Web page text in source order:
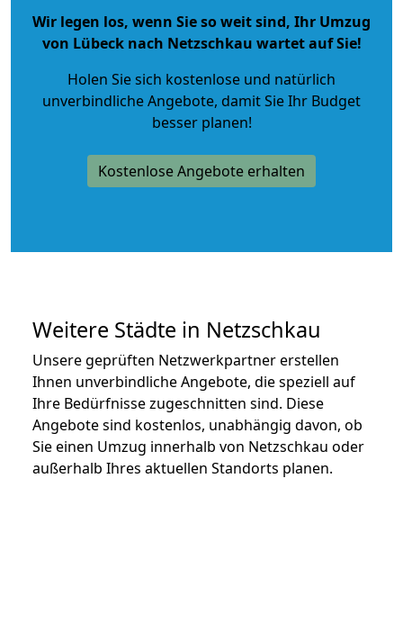
Wir legen los, wenn Sie so weit sind, Ihr Umzug
von Lübeck nach Netzschkau wartet auf Sie!
Holen Sie sich kostenlose und natürlich
unverbindliche Angebote, damit Sie Ihr Budget
besser planen!
Kostenlose Angebote erhalten
Weitere Städte in Netzschkau
Unsere geprüften Netzwerkpartner erstellen
Ihnen unverbindliche Angebote, die speziell auf
Ihre Bedürfnisse zugeschnitten sind. Diese
Angebote sind kostenlos, unabhängig davon, ob
Sie einen Umzug innerhalb von Netzschkau oder
außerhalb Ihres aktuellen Standorts planen.